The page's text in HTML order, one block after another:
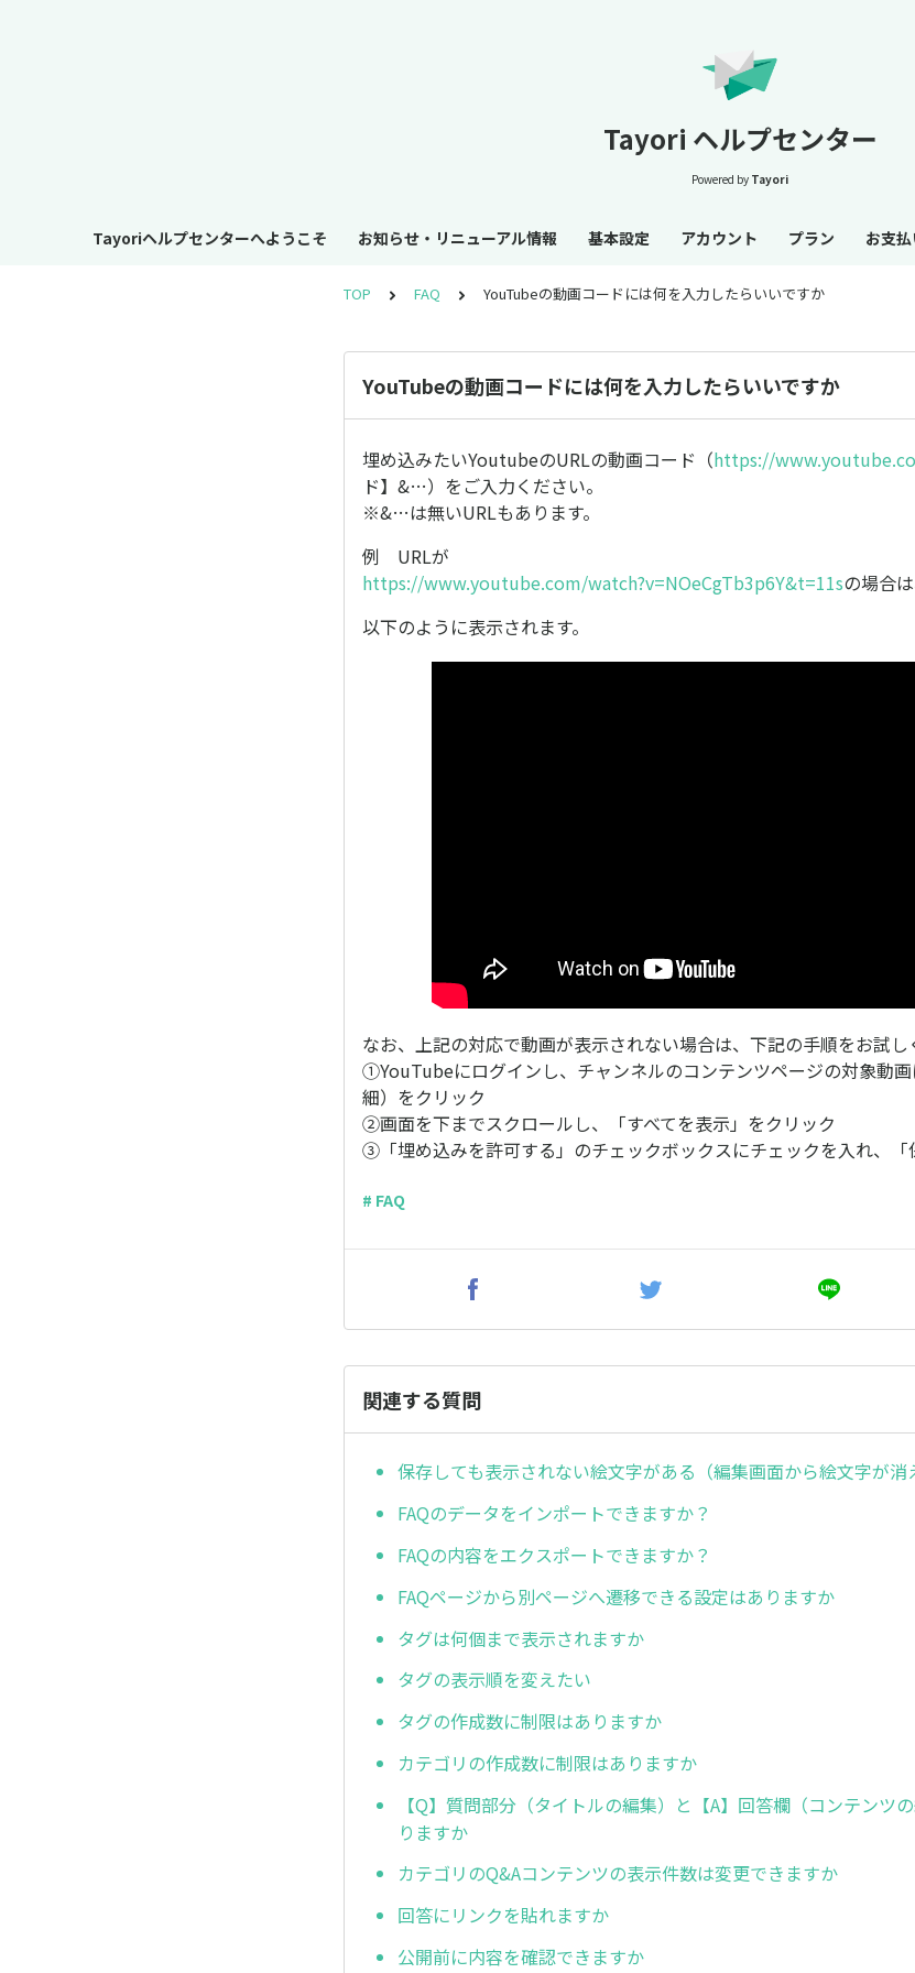
Tayori ヘルプセンター
Powered by Tayori
Tayoriヘルプセンターへようこそ お知らせ・リニューアル情報 基本設定 アカウント プラン お支
TOP FAQ YouTubeの動画コードには何を入力したらいいですか
YouTubeの動画コードには何を入力したらいいですか
埋め込みたいYoutubeのURLの動画コード（https://
ド】&…）をご入力ください。
※&…は無いURLもあります。
例 URLが
https://www.youtube.com/watch?v=NOeCgTb3p6Y&t=11sの場合
以下のように表示されます。
なお、上記の対応で動画が表示されない場合は、下記の手順をお試し
①YouTubeにログインし、チャンネルのコンテンツページの対象動
細）をクリック
②画面を下までスクロールし、「すべてを表示」をクリック
③「埋め込みを許可する」のチェックボックスにチェックを入れ、「
# FAQ
関連する質問
保存しても表示されない絵文字がある（編集画面から絵文字が消
FAQのデータをインポートできますか？
FAQの内容をエクスポートできますか？
FAQページから別ページへ遷移できる設定はありますか
タグは何個まで表示されますか
タグの表示順を変えたい
タグの作成数に制限はありますか
カテゴリの作成数に制限はありますか
【Q】質問部分（タイトルの編集）と【A】回答欄（コンテンツ
りますか
カテゴリのQ&Aコンテンツの表示件数は変更できますか
回答にリンクを貼れますか
公開前に内容を確認できますか